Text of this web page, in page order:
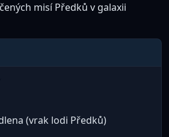
misí Předků v galaxii
(vrak lodi Předků)